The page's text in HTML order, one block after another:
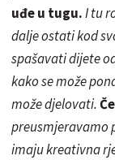
uđe u tugu.I tu
dalje ostati kod
spašavati dijete
kako se može
može djelovati.
preusmjeravamo
imaju kreativna